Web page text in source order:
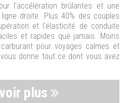
l'accélération brûlantes et une
droite. Plus 40% des couples
et l'élasticité de conduite
et rapides que jamais. Moins
pour voyages calmes et
donne tout ce dont vous avez
plus